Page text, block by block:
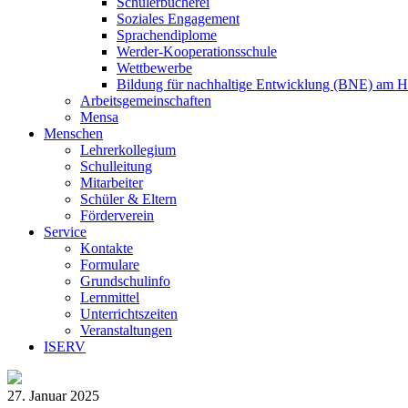
Soziales Engagement
Sprachendiplome
Werder-Kooperationsschule
Wettbewerbe
Bildung für nachhaltige Entwicklung (BNE) am
Arbeitsgemeinschaften
Mensa
Menschen
Lehrerkollegium
Schulleitung
Mitarbeiter
Schüler & Eltern
Förderverein
Service
Kontakte
Formulare
Grundschulinfo
Lernmittel
Unterrichtszeiten
Veranstaltungen
ISERV
27. Januar 2025